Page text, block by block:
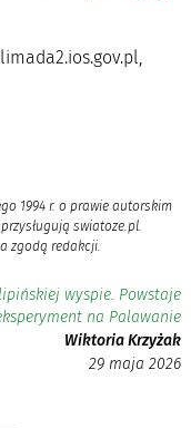
1994 r. o prawie autorskim
swiatoze.pl.
zgodą redakcji.
wyspie. Powstaje
na Palawanie
Wiktoria Krzyżak
29 maja 2026